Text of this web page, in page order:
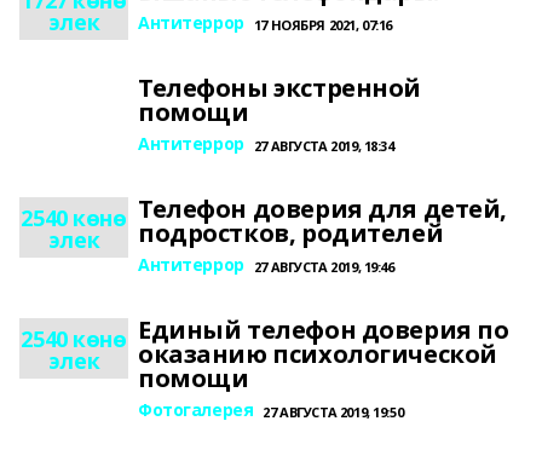
элек Антитеррор 17 НОЯБРЯ 2021, 07:16
Телефоны экстренной
помощи
Антитеррор 27 АВГУСТА 2019, 18:34
2540 көнө
элек
Телефон доверия для детей,
подростков, родителей
Антитеррор 27 АВГУСТА 2019, 19:46
2540 көнө
элек
Единый телефон доверия по
оказанию психологической
помощи
Фотогалерея 27 АВГУСТА 2019, 19:50